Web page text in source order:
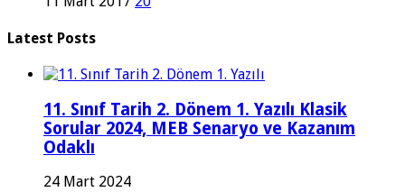
Latest Posts
11. Sınıf Tarih 2. Dönem 1. Yazılı Klasik
Sorular 2024, MEB Senaryo ve Kazanım
Odaklı
24 Mart 2024